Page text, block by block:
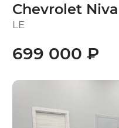
Chevrolet Niva
LE
699 000 ₽